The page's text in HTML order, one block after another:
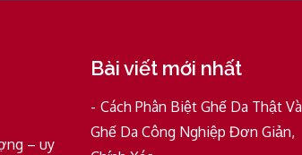
– uy
Bài viết mới nhất
Cách Phân Biệt Ghế Da Thật Và
Ghế Da Công Nghiệp Đơn Giản,